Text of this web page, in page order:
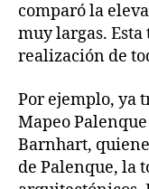
comparó la
muy largas.
realización de
Por ejemplo, ya
Mapeo
Barnhart,
de Palenque, la